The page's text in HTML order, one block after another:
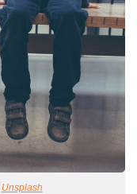
Unsplash